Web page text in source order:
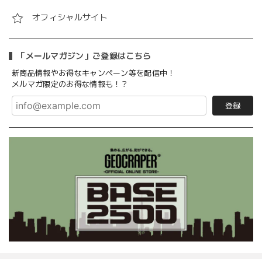
オフィシャルサイト
「メールマガジン」ご登録はこちら
新商品情報やお得なキャンペーン等を配信中！
メルマガ限定のお得な情報も！？
登録